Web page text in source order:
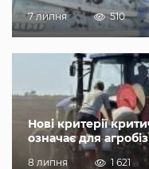
7 липня 510
Нові критерії
означає для
8 липня 1 621